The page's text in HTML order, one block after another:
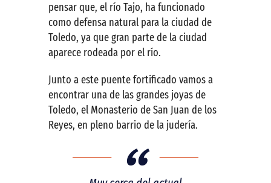
pensar que, el río Tajo, ha funcionado
como defensa natural para la ciudad de
Toledo, ya que gran parte de la ciudad
aparece rodeada por el río.
Junto a este puente fortificado vamos a
encontrar una de las grandes joyas de
Toledo, el Monasterio de San Juan de los
Reyes, en pleno barrio de la judería.